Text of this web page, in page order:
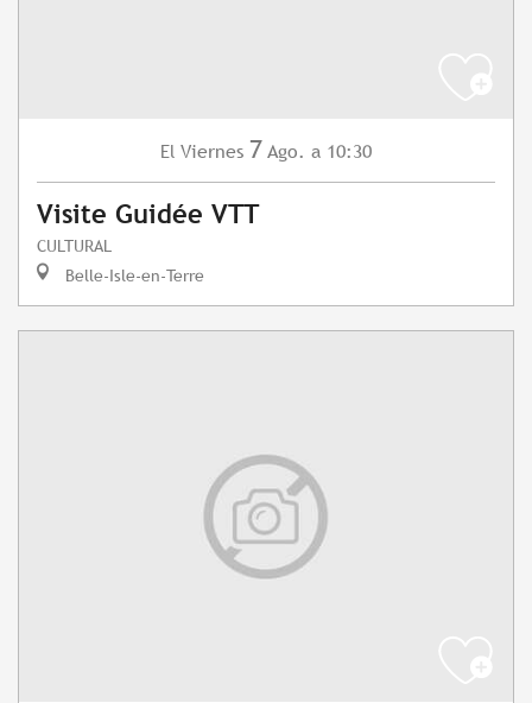
El Viernes 7 Ago. a 10:30
Visite Guidée VTT
CULTURAL
Belle-Isle-en-Terre